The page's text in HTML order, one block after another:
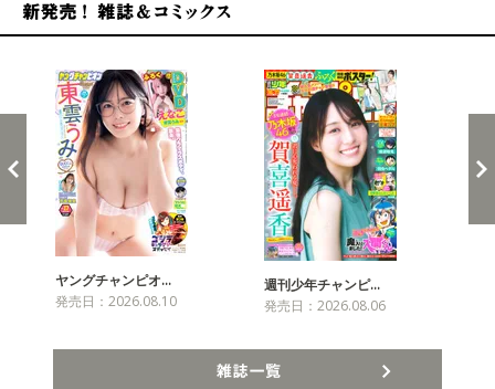
ヤングチャンピオ…
発売日：2026.08.10
週刊少年チャンピ…
発売日：2026.08.06